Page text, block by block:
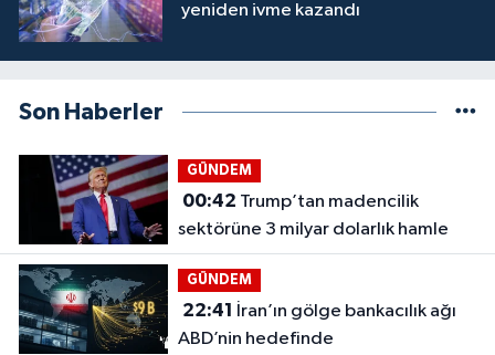
yeniden ivme kazandı
Son Haberler
GÜNDEM
00:42
sektörüne 3 milyar dolarlık hamle
GÜNDEM
22:41
ABD’nin hedefinde